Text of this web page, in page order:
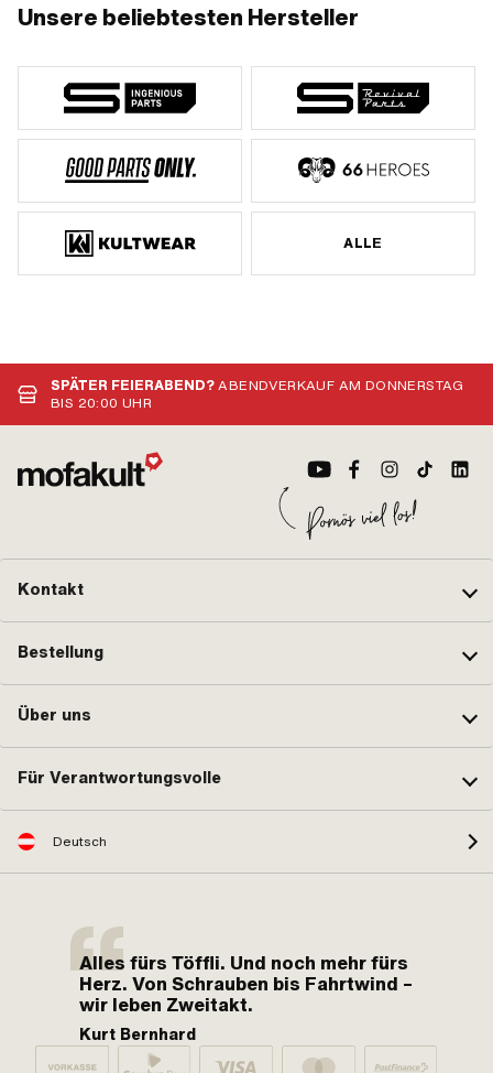
Unsere beliebtesten Hersteller
ALLE
SPÄTER FEIERABEND?ABENDVERKAUF AM DONNERSTAG
BIS 20:00 UHR
Kontakt
Bestellung
Über uns
Für Verantwortungsvolle
Deutsch
Alles fürs Töffli. Und noch mehr fürs
Herz. Von Schrauben bis Fahrtwind –
wir leben Zweitakt.
Kurt Bernhard